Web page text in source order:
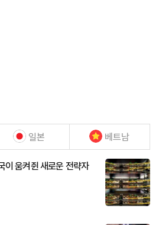
일본 베트남
이 움켜쥔 새로운 전략자